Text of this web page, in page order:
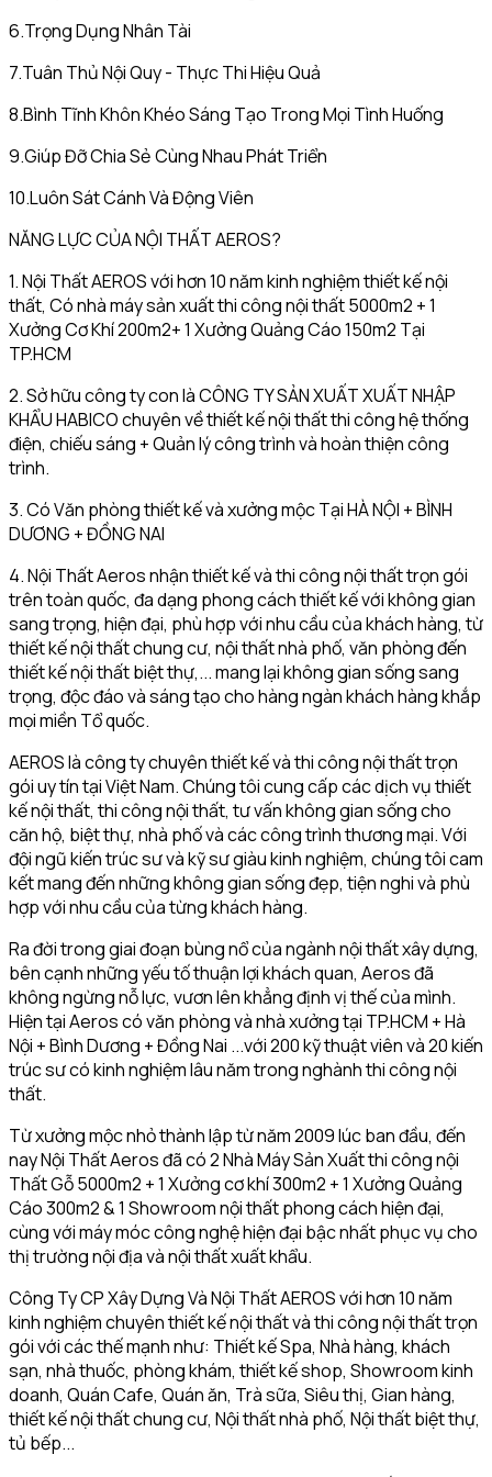
6.Trọng Dụng Nhân Tài
7.Tuân Thủ Nội Quy - Thực Thi Hiệu Quả
8.Bình Tĩnh Khôn Khéo Sáng Tạo Trong Mọi Tình Huống
9.Giúp Đỡ Chia Sẻ Cùng Nhau Phát Triển
10.Luôn Sát Cánh Và Động Viên
NĂNG LỰC CỦA NỘI THẤT AEROS?
1. Nội Thất AEROS với hơn 10 năm kinh nghiệm thiết kế nội
thất, Có nhà máy sản xuất thi công nội thất 5000m2 + 1
Xưởng Cơ Khí 200m2+ 1 Xưởng Quảng Cáo 150m2 Tại
TP.HCM
2. Sở hữu công ty con là CÔNG TY SẢN XUẤT XUẤT NHẬP
KHẨU HABICO chuyên về thiết kế nội thất thi công hệ thống
điện, chiếu sáng + Quản lý công trình và hoàn thiện công
trình.
3. Có Văn phòng thiết kế và xưởng mộc Tại HÀ NỘI + BÌNH
DƯƠNG + ĐỒNG NAI
4. Nội Thất Aeros nhận thiết kế và thi công nội thất trọn gói
trên toàn quốc, đa dạng phong cách thiết kế với không gian
sang trọng, hiện đại, phù hợp với nhu cầu của khách hàng, từ
thiết kế nội thất chung cư, nội thất nhà phố, văn phòng đến
thiết kế nội thất biệt thự,... mang lại không gian sống sang
trọng, độc đáo và sáng tạo cho hàng ngàn khách hàng khắp
mọi miền Tổ quốc.
AEROS là công ty chuyên thiết kế và thi công nội thất trọn
gói uy tín tại Việt Nam. Chúng tôi cung cấp các dịch vụ thiết
kế nội thất, thi công nội thất, tư vấn không gian sống cho
căn hộ, biệt thự, nhà phố và các công trình thương mại. Với
đội ngũ kiến trúc sư và kỹ sư giàu kinh nghiệm, chúng tôi cam
kết mang đến những không gian sống đẹp, tiện nghi và phù
hợp với nhu cầu của từng khách hàng.
Ra đời trong giai đoạn bùng nổ của ngành nội thất xây dựng,
bên cạnh những yếu tố thuận lợi khách quan, Aeros đã
không ngừng nỗ lực, vươn lên khẳng định vị thế của mình.
Hiện tại Aeros có văn phòng và nhà xưởng tại TP.HCM + Hà
Nội + Bình Dương + Đồng Nai ...với 200 kỹ thuật viên và 20 kiến
trúc sư có kinh nghiệm lâu năm trong nghành thi công nội
thất.
Từ xưởng mộc nhỏ thành lập từ năm 2009 lúc ban đầu, đến
nay Nội Thất Aeros đã có 2 Nhà Máy Sản Xuất thi công nội
Thất Gỗ 5000m2 + 1 Xưởng cơ khí 300m2 + 1 Xưởng Quảng
Cáo 300m2 & 1 Showroom nội thất phong cách hiện đại,
cùng với máy móc công nghệ hiện đại bậc nhất phục vụ cho
thị trường nội địa và nội thất xuất khẩu.
Công Ty CP Xây Dựng Và Nội Thất AEROS với hơn 10 năm
kinh nghiệm chuyên thiết kế nội thất và thi công nội thất trọn
gói với các thế mạnh như: Thiết kế Spa, Nhà hàng, khách
sạn, nhà thuốc, phòng khám, thiết kế shop, Showroom kinh
doanh, Quán Cafe, Quán ăn, Trà sữa, Siêu thị, Gian hàng,
thiết kế nội thất chung cư, Nội thất nhà phố, Nội thất biệt thự,
tủ bếp...